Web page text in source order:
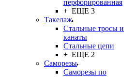
перфорированная
+ ЕЩЕ 3
Такелаж
Стальные тросы и
канаты
Стальные цепи
+ ЕЩЕ 2
Саморезы
Саморезы по